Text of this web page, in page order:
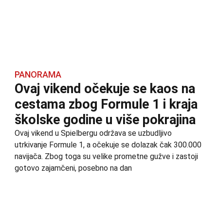
PANORAMA
Ovaj vikend očekuje se kaos na
cestama zbog Formule 1 i kraja
školske godine u više pokrajina
Ovaj vikend u Spielbergu održava se uzbudljivo
utrkivanje Formule 1, a očekuje se dolazak čak 300.000
navijača. Zbog toga su velike prometne gužve i zastoji
gotovo zajamčeni, posebno na dan